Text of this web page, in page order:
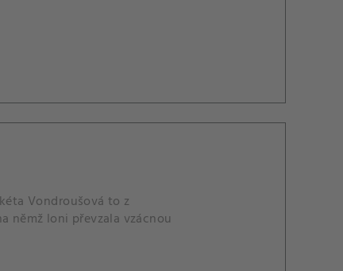
Vondroušová to z
němž loni převzala vzácnou